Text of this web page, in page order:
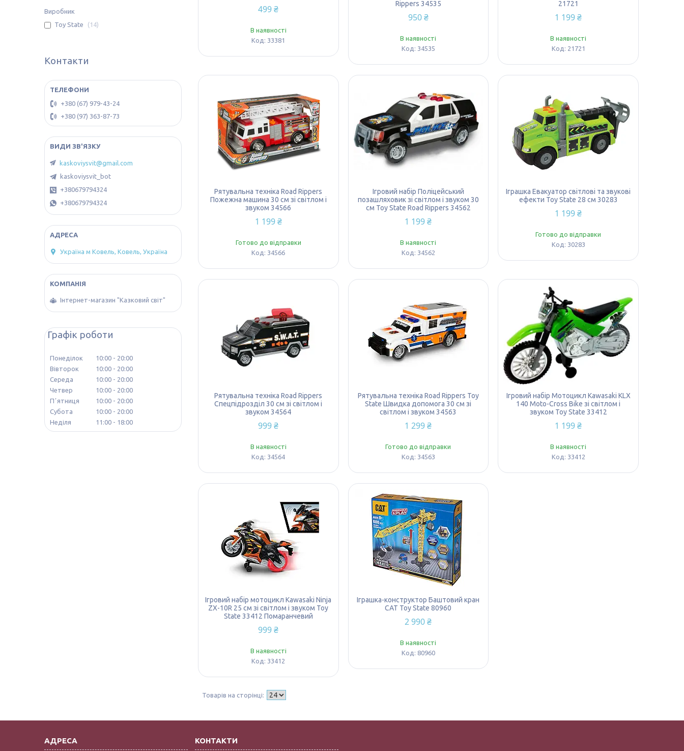
499 ₴
В наявності
33381
Rippers 34535
950 ₴
В наявності
34535
21721
1 199 ₴
В наявності
21721
Рятувальна техніка Road Rippers
Пожежна машина 30 см зі світлом і
звуком 34566
1 199 ₴
Готово до відправки
34566
Ігровий набір Поліцейський
позашляховик зі світлом і звуком 30
см Toy State Road Rippers 34562
1 199 ₴
В наявності
34562
Іграшка Евакуатор світлові та звукові
ефекти Toy State 28 см 30283
1 199 ₴
Готово до відправки
30283
Рятувальна техніка Road Rippers
Спецпідрозділ 30 см зі світлом і
звуком 34564
999 ₴
В наявності
34564
Рятувальна техніка Road Rippers Toy
State Швидка допомога 30 см зі
світлом і звуком 34563
1 299 ₴
Готово до відправки
34563
Ігровий набір Мотоцикл Kawasaki KLX
140 Moto-Cross Bike зі світлом і
звуком Toy State 33412
1 199 ₴
В наявності
33412
Ігровий набір мотоцикл Kawasaki Ninja
ZX-10R 25 см зі світлом і звуком Toy
State 33412 Помаранчевий
999 ₴
В наявності
33412
Іграшка-конструктор Баштовий кран
CAT Toy State 80960
2 990 ₴
В наявності
80960
Виробник
Toy State
14
Контакти
+380 (67) 979-43-24
+380 (97) 363-87-73
kaskoviysvit@gmail.com
kaskoviysvit_bot
+380679794324
+380679794324
Україна м Ковель, Ковель, Україна
Інтернет-магазин "Казковий світ"
Графік роботи
Понеділок 10:00
20:00
Вівторок
10:00
20:00
Середа
10:00
20:00
Четвер
10:00
20:00
Пʼятниця
10:00
20:00
Субота
10:00
20:00
Неділя
11:00 18:00